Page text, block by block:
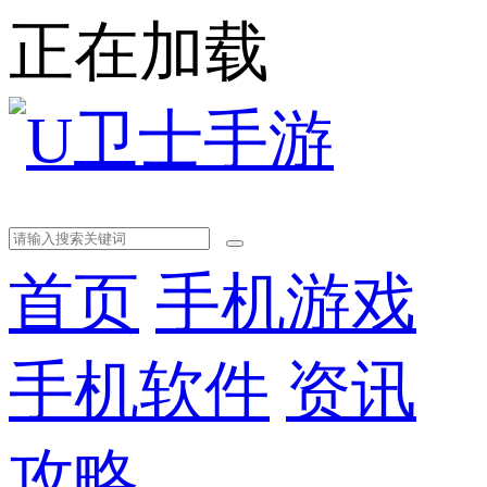
正在加载
首页 手机游戏
手机软件 资讯